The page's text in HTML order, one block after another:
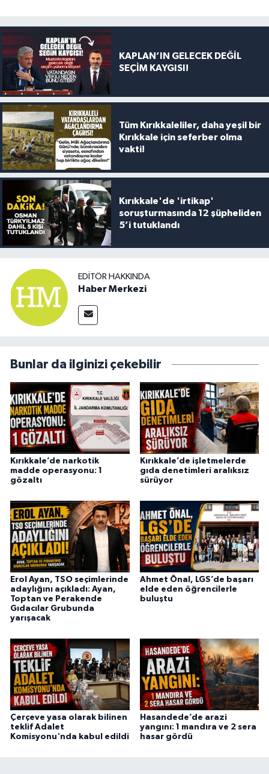
KAPLAN’IN GELECEK DEĞİL
SEÇİM KAYGISI!
Tüm Kırıkkaleliler, daha yeşil bir
Kırıkkale için seferber olma
vakti!
Kırıkkale'de 'irtikap'
soruşturmasında 12 şüpheliden
5’i tutuklandı
EDITÖR HAKKINDA
Haber Merkezi
Bunlar da ilginizi çekebilir
Kırıkkale’de narkotik
madde operasyonu: 1
gözaltı
Kırıkkale’de işletmelerde
gıda denetimleri aralıksız
sürüyor
Erol Ayan, TSO seçimlerinde
adaylığını açıkladı: Ayan,
Toptan ve Perakende
Gıdacılar Grubunda
yarışacak
Ahmet Önal, LGS’de başarı
elde eden öğrencilerle
buluştu
Çerçeve yasa olarak bilinen
teklif Adalet
Komisyonu'nda kabul edildi
Hasandede’de arazi
yangını: 1 mandıra ve 2 sera
hasar gördü